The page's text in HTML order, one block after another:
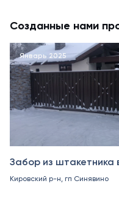
Созданные нами
Январь 2025
Забор из штакетника
Кировский р-н, гп Синявино